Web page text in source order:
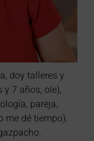
doy talleres y
7 años, ole),
pareja,
me dé tiempo).